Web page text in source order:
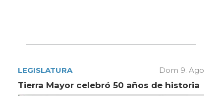
LEGISLATURA Dom 9. Ago
Tierra Mayor celebró 50 años de historia